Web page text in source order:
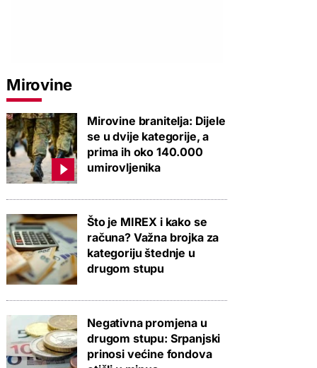
Mirovine
Mirovine branitelja: Dijele
se u dvije kategorije, a
prima ih oko 140.000
umirovljenika
Što je MIREX i kako se
računa? Važna brojka za
kategoriju štednje u
drugom stupu
Negativna promjena u
drugom stupu: Srpanjski
prinosi većine fondova